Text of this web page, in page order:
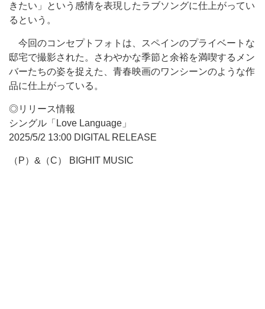
きたい」という感情を表現したラブソングに仕上がってい
るという。
今回のコンセプトフォトは、スペインのプライベートな
邸宅で撮影された。さわやかな季節と余裕を満喫するメン
バーたちの姿を捉えた、青春映画のワンシーンのような作
品に仕上がっている。
◎リリース情報
シングル「Love Language」
2025/5/2 13:00 DIGITAL RELEASE
（P）&（C） BIGHIT MUSIC